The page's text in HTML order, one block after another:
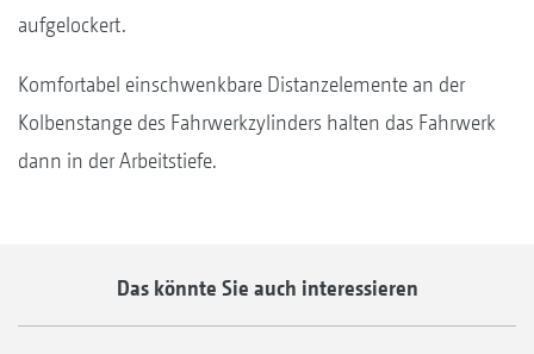
aufgelockert.
Komfortabel einschwenkbare Distanzelemente an der
Kolbenstange des Fahrwerkzylinders halten das Fahrwerk
dann in der Arbeitstiefe.
Das könnte Sie auch interessieren